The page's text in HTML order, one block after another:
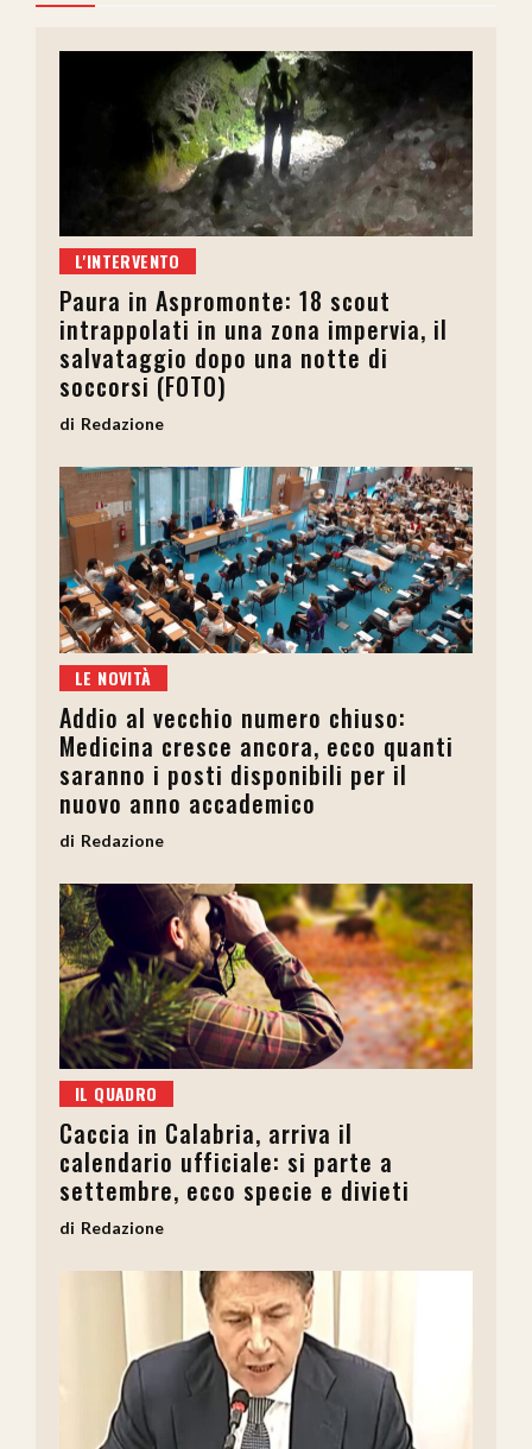
L'INTERVENTO
Paura in Aspromonte: 18 scout
intrappolati in una zona impervia, il
salvataggio dopo una notte di
soccorsi (FOTO)
Redazione
LE NOVITÀ
Addio al vecchio numero chiuso:
Medicina cresce ancora, ecco quanti
saranno i posti disponibili per il
nuovo anno accademico
Redazione
IL QUADRO
Caccia in Calabria, arriva il
calendario ufficiale: si parte a
settembre, ecco specie e divieti
Redazione